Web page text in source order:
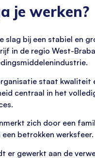
je werken?
slag bij een stabiel en
in de regio West-
staat kwaliteit
centraal in het
zich door een
een betrokken werksfeer.
er gewerkt aan de